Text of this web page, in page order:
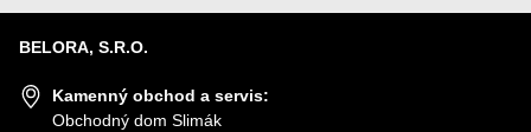
JMÉNO
BELORA, S.R.O.
Kamenný obchod a servis:
Obchodný dom Slimák